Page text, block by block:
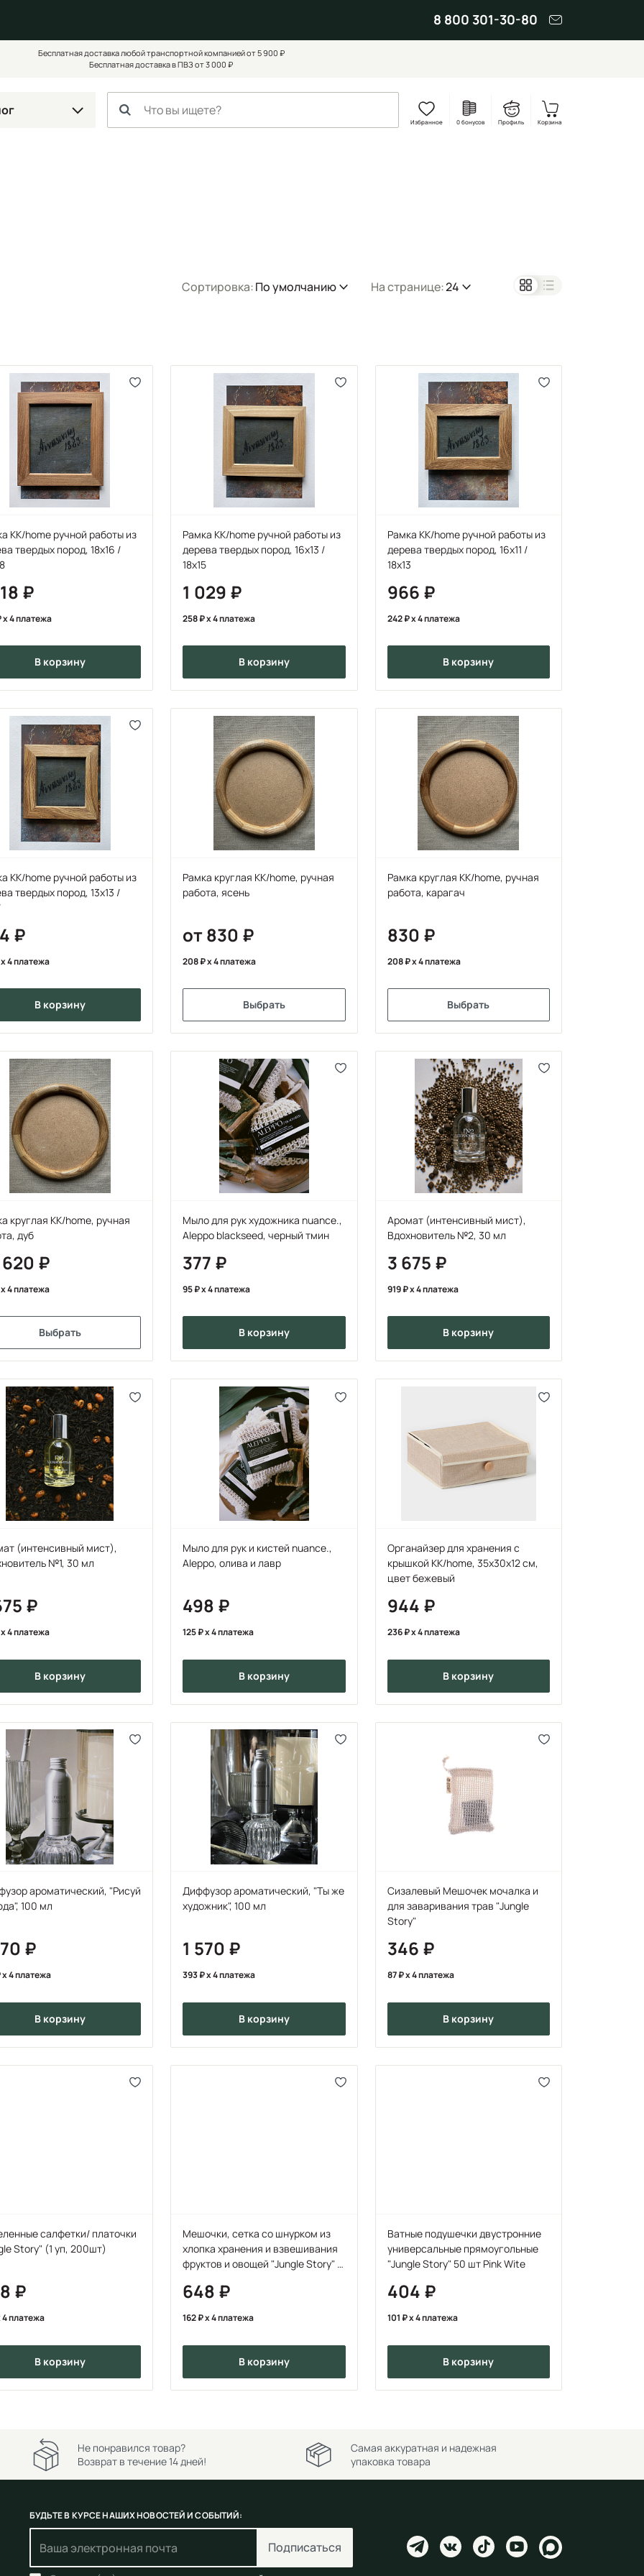
8 800 301-30-80
Бесплатная доставка любой транспортной компанией от 5 900 ₽
Бесплатная доставка в ПВЗ от 3 000 ₽
Избранное 0 бонусов Профиль Корзина
Сортировка:По умолчанию На странице:24
KK/home ручной работы из
твердых пород, 18х16 /
x 4 платежа
в корзину
Рамка KK/home ручной работы из
дерева твердых пород, 16х13 /
18х15
1 029
258 x 4 платежа
в корзину
Рамка KK/home ручной работы из
дерева твердых пород, 16х11 /
18х13
966
242 x 4 платежа
в корзину
KK/home ручной работы из
твердых пород, 13х13 /
x 4 платежа
в корзину
Рамка круглая KK/home, ручная
работа, ясень
от 830
208 x 4 платежа
Выбрать
Рамка круглая KK/home, ручная
работа, карагач
830
208 x 4 платежа
Выбрать
круглая KK/home, ручная
дуб
x 4 платежа
Выбрать
Мыло для рук художника nuance.,
Aleppo blackseed, черный тмин
377
95 x 4 платежа
в корзину
Аромат (интенсивный мист),
Вдохновитель №2, 30 мл
3 675
919 x 4 платежа
в корзину
(интенсивный мист),
№1, 30 мл
x 4 платежа
в корзину
Мыло для рук и кистей nuance.,
Aleppo, олива и лавр
498
125 x 4 платежа
в корзину
Органайзер для хранения с
крышкой KK/home, 35х30х12 см,
цвет бежевый
944
236 x 4 платежа
в корзину
ароматический, "Рисуй
100 мл
x 4 платежа
в корзину
Диффузор ароматический, "Ты же
художник", 100 мл
1 570
393 x 4 платежа
в корзину
Сизалевый Мешочек мочалка и
для заваривания трав "Jungle
Story"
346
87 x 4 платежа
в корзину
салфетки/ платочки
Story" (1 уп, 200шт)
4 платежа
в корзину
Мешочки, cетка со шнурком из
хлопка хранения и взвешивания
фруктов и овощей "Jungle Story" 2
648
162 x 4 платежа
в корзину
Ватные подушечки двустронние
универсальные прямоугольные
"Jungle Story" 50 шт Pink Wite
404
101 x 4 платежа
в корзину
Не понравился товар?
Возврат в течение 14 дней!
Самая аккуратная и надежная
упаковка товара
БУДЬТЕ В КУРСЕ НАШИХ НОВОСТЕЙ И СОБЫТИЙ:
Подписаться